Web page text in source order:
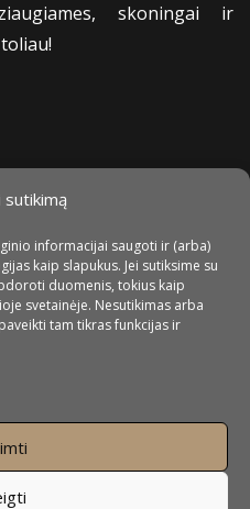
informacijai saugoti ir (arba)
kaip slapukus. Jei sutiksime su
duomenis, tokius kaip
svetainėje. Nesutikimas arba
tam tikras funkcijas ir
skoningai ir